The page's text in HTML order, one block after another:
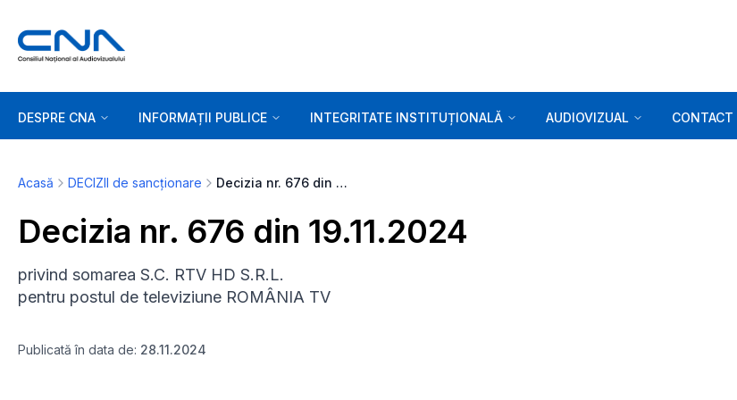
DESPRE CNA INFORMAȚII PUBLICE INTEGRITATE INSTITUȚIONALĂ AUDIOVIZUAL CONTACT
Acasă DECIZII de sancționare Decizia nr. 676 din 19.11.2024
Decizia nr. 676 din 19.11.2024
privind somarea S.C. RTV HD S.R.L.
pentru postul de televiziune ROMÂNIA TV
Publicată în data de: 28.11.2024